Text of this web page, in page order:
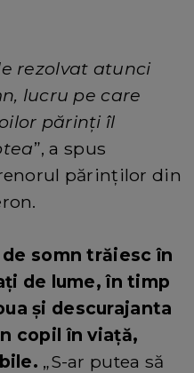
rezolvat atunci
lucru pe care
părinți îl
”, a spus
părinților din
somn trăiesc în
de lume, în timp
și descurajanta
copil în viață,
„S-ar putea să